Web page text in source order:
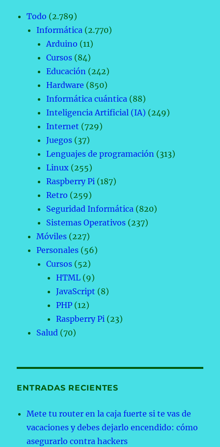
Todo (2.789)
Informática (2.770)
Arduino (11)
Cursos (84)
Educación (242)
Hardware (850)
Informática cuántica (88)
Inteligencia Artificial (IA) (249)
Internet (729)
Juegos (37)
Lenguajes de programación (313)
Linux (255)
Raspberry Pi (187)
Retro (259)
Seguridad Informática (820)
Sistemas Operativos (237)
Móviles (227)
Personales (56)
Cursos (52)
HTML (9)
JavaScript (8)
PHP (12)
Raspberry Pi (23)
Salud (70)
ENTRADAS RECIENTES
Mete tu router en la caja fuerte si te vas de
vacaciones y debes dejarlo encendido: cómo
asegurarlo contra hackers